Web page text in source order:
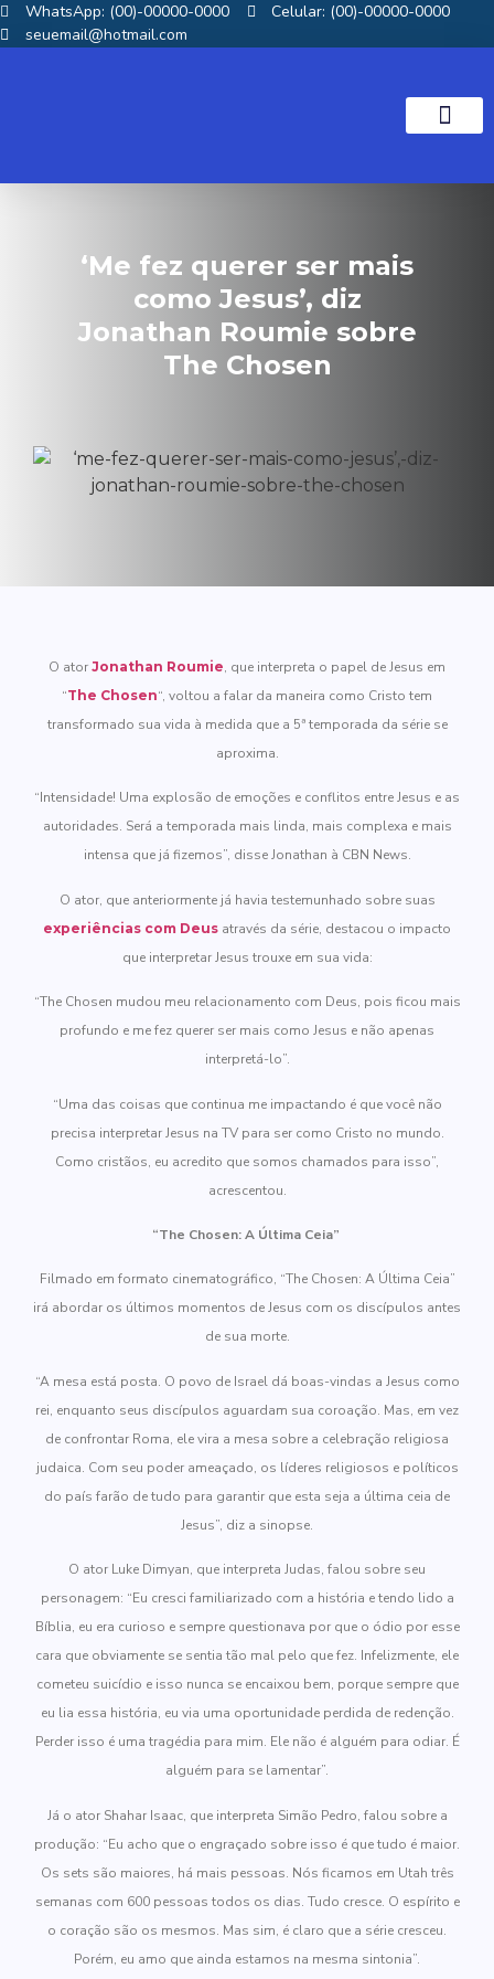
WhatsApp: (00)-00000-0000
Celular: (00)-00000-0000
seuemail@hotmail.com
‘Me fez querer ser mais
como Jesus’, diz
Jonathan Roumie sobre
The Chosen
O ator Jonathan Roumie, que interpreta o papel de Jesus em
“The Chosen“, voltou a falar da maneira como Cristo tem
transformado sua vida à medida que a 5ª temporada da série se
aproxima.
“Intensidade! Uma explosão de emoções e conflitos entre Jesus e as
autoridades. Será a temporada mais linda, mais complexa e mais
intensa que já fizemos”, disse Jonathan à CBN News.
O ator, que anteriormente já havia testemunhado sobre suas
experiências com Deus através da série, destacou o impacto
que interpretar Jesus trouxe em sua vida:
“The Chosen mudou meu relacionamento com Deus, pois ficou mais
profundo e me fez querer ser mais como Jesus e não apenas
interpretá-lo”.
“Uma das coisas que continua me impactando é que você não
precisa interpretar Jesus na TV para ser como Cristo no mundo.
Como cristãos, eu acredito que somos chamados para isso”,
acrescentou.
“The Chosen: A Última Ceia”
Filmado em formato cinematográfico, “The Chosen: A Última Ceia”
irá abordar os últimos momentos de Jesus com os discípulos antes
de sua morte.
“A mesa está posta. O povo de Israel dá boas-vindas a Jesus como
rei, enquanto seus discípulos aguardam sua coroação. Mas, em vez
de confrontar Roma, ele vira a mesa sobre a celebração religiosa
judaica. Com seu poder ameaçado, os líderes religiosos e políticos
do país farão de tudo para garantir que esta seja a última ceia de
Jesus”, diz a sinopse.
O ator Luke Dimyan, que interpreta Judas, falou sobre seu
personagem: “Eu cresci familiarizado com a história e tendo lido a
Bíblia, eu era curioso e sempre questionava por que o ódio por esse
cara que obviamente se sentia tão mal pelo que fez. Infelizmente, ele
cometeu suicídio e isso nunca se encaixou bem, porque sempre que
eu lia essa história, eu via uma oportunidade perdida de redenção.
Perder isso é uma tragédia para mim. Ele não é alguém para odiar. É
alguém para se lamentar”.
Já o ator Shahar Isaac, que interpreta Simão Pedro, falou sobre a
produção: “Eu acho que o engraçado sobre isso é que tudo é maior.
Os sets são maiores, há mais pessoas. Nós ficamos em Utah três
semanas com 600 pessoas todos os dias. Tudo cresce. O espírito e
o coração são os mesmos. Mas sim, é claro que a série cresceu.
Porém, eu amo que ainda estamos na mesma sintonia”.